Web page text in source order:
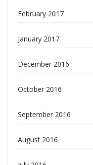
February 2017
January 2017
December 2016
October 2016
September 2016
August 2016